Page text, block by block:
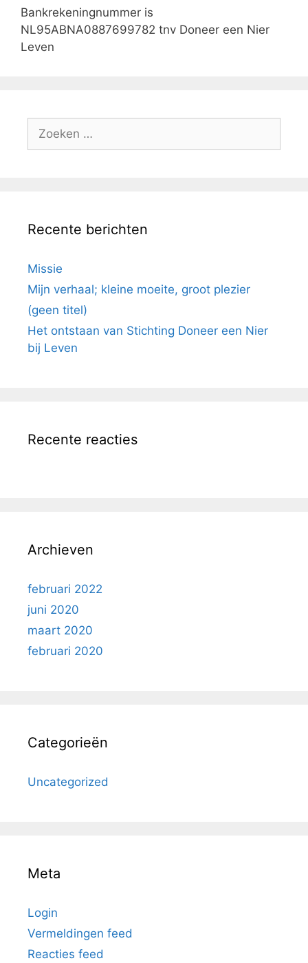
Bankrekeningnummer is
NL95ABNA0887699782 tnv Doneer een Nier
Leven
naar:
Recente berichten
Missie
Mijn verhaal; kleine moeite, groot plezier
(geen titel)
Het ontstaan van Stichting Doneer een Nier
bij Leven
Recente reacties
Archieven
februari 2022
juni 2020
maart 2020
februari 2020
Categorieën
Uncategorized
Meta
Login
Vermeldingen feed
Reacties feed